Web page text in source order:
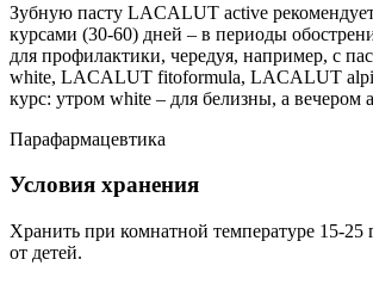
Зубную пасту LACALUT active
курсами (30-60) дней – в периоды
для профилактики, чередуя, например, с
white, LACALUT fitoformula, LACALUT
курс: утром white – для белизны, а вечером
Парафармацевтика
Условия хранения
Хранить при комнатной температуре 15-25
от детей.